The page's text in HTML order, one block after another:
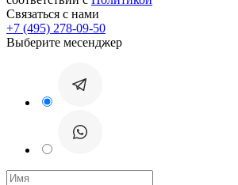
Связаться с нами
+7 (495) 278-09-50
Выберите месенджер